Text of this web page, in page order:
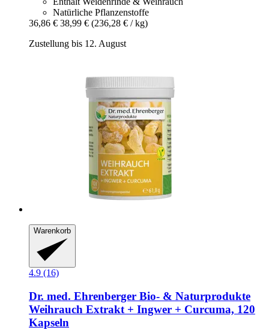
Natürliche Pflanzenstoffe
36,86 € 38,99 € (236,28 € / kg)
Zustellung bis 12. August
Warenkorb
4.9 (16)
Dr. med. Ehrenberger Bio- & Naturprodukte
Weihrauch Extrakt + Ingwer + Curcuma, 120
Kapseln